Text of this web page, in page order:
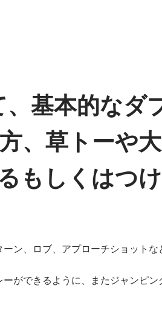
基本的なダ
、草トーや大
もしくはつけ
ン、ロブ、アプローチショットな
ができるように、またジャンピン